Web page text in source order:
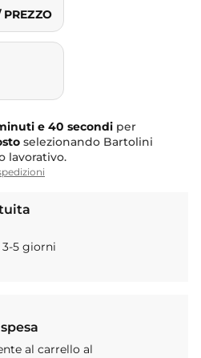
e 40 secondi per
selezionando Bartolini
lavorativo.
5 giorni
al carrello al